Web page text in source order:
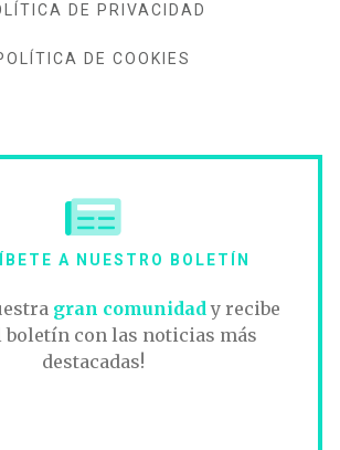
DE PRIVACIDAD
DE COOKIES
A NUESTRO BOLETÍN
gran comunidady recibe
boletín con las noticias más
destacadas!